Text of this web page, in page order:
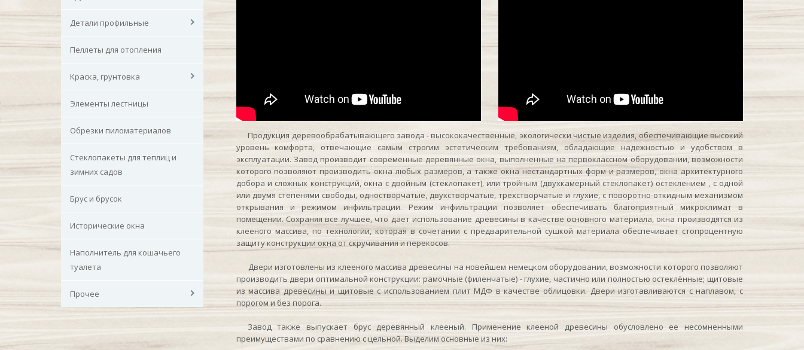
Детали профильные
Пеллеты для отопления
Краска, грунтовка
Элементы лестницы
Обрезки пиломатериалов
Стеклопакеты для теплиц и
зимних садов
Брус и брусок
Исторические окна
Наполнитель для кошачьего
туалета
Прочее
Продукция деревообрабатывающего завода - высококачественные, экологически чистые изделия, обеспечивающие высокий
уровень комфорта, отвечающие самым строгим эстетическим требованиям, обладающие надежностью и удобством в
эксплуатации. Завод производит современные деревянные окна, выполненные на первоклассном оборудовании, возможности
которого позволяют производить окна любых размеров, а также окна нестандартных форм и размеров, окна архитектурного
добора и сложных конструкций, окна с двойным (стеклопакет), или тройным (двухкамерный стеклопакет) остеклением , с одной
или двумя степенями свободы, одностворчатые, двухстворчатые, трехстворчатые и глухие, с поворотно-откидным механизмом
открывания и режимом инфильтрации. Режим инфильтрации позволяет обеспечивать благоприятный микроклимат в
помещении. Сохраняя все лучшее, что дает использование древесины в качестве основного материала, окна производятся из
клееного массива, по технологии, которая в сочетании с предварительной сушкой материала обеспечивает стопроцентную
защиту конструкции окна от скручивания и перекосов.
Двери изготовлены из клееного массива древесины на новейшем немецком оборудовании, возможности которого позволяют
производить двери оптимальной конструкции: рамочные (филенчатые) - глухие, частично или полностью остеклённые; щитовые
из массива древесины и щитовые с использованием плит МДФ в качестве облицовки. Двери изготавливаются с наплавом, с
порогом и без порога.
Завод также выпускает брус деревянный клееный. Применение клееной древесины обусловлено ее несомненными
преимуществами по сравнению с цельной. Выделим основные из них: